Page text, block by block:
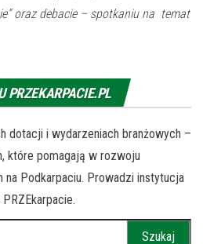
oraz debacie – spotkaniu na temat
PRZEKARPACIE.PL
dotacji i wydarzeniach branżowych –
które pomagają w rozwoju
Podkarpaciu. Prowadzi instytucja